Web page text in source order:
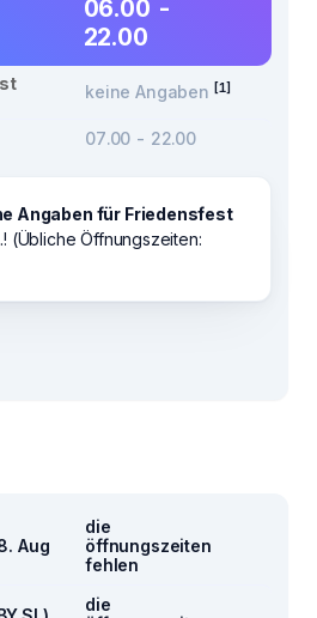
06.00 -
22.00
keine Angaben [1]
07.00 - 22.00
Angaben für Friedensfest
(Übliche Öffnungszeiten:
Aug
die
öffnungszeiten
fehlen
die